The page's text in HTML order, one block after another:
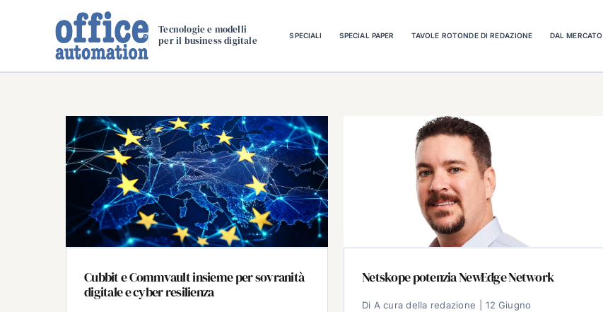
Tecnologie e modelli
per il business digitale
SPECIALI SPECIAL PAPER TAVOLE ROTONDE DI REDAZIONE DAL MERCATO
Cubbit e Commvault insieme per sovranità
digitale e cyber resilienza
Netskope potenzia NewEdge Network
Di A cura della redazione
12 Giugno